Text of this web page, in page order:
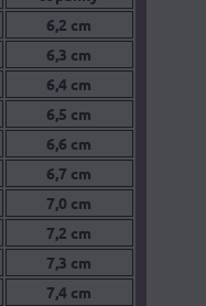
6,2 cm
6,3 cm
6,4 cm
6,5 cm
6,6 cm
6,7 cm
7,0 cm
7,2 cm
7,3 cm
7,4 cm